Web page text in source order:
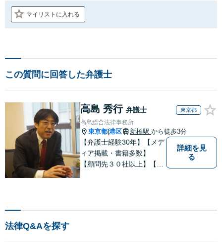
マイリストに入れる
この質問に回答した弁護士
高島 秀行 弁護士 東京都
高島総合法律事務所
東京都 港区 新橋駅 から徒歩3分
【弁護士経験30年】【メデ
ィア掲載・書籍多数】
【顧問先３０社以上】【相
詳細を見
る
法律Q&Aを探す